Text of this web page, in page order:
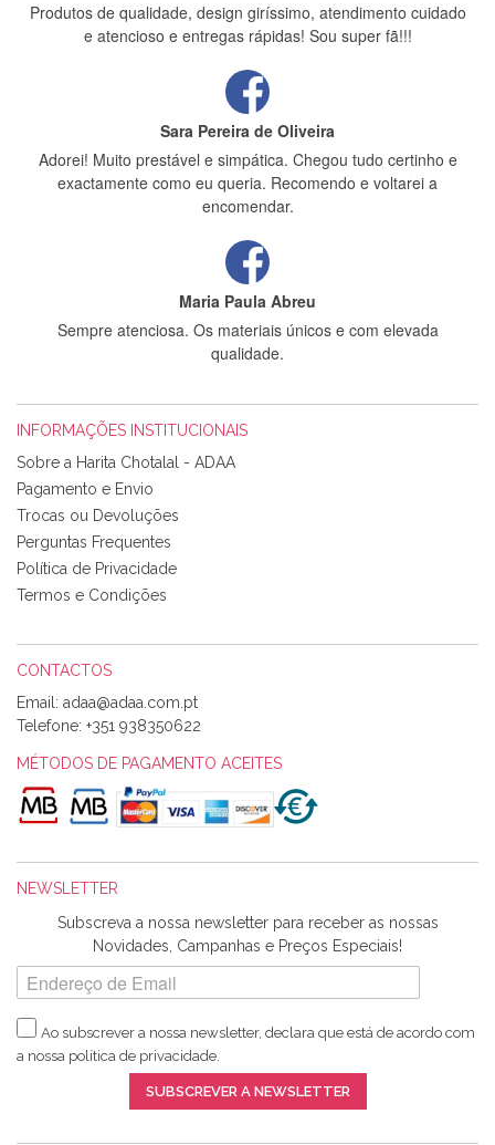
Produtos de qualidade, design giríssimo, atendimento cuidado
e atencioso e entregas rápidas! Sou super fã!!!
Sara Pereira de Oliveira
Adorei! Muito prestável e simpática. Chegou tudo certinho e
exactamente como eu queria. Recomendo e voltarei a
encomendar.
Maria Paula Abreu
Sempre atenciosa. Os materiais únicos e com elevada
qualidade.
Tudo chegou em condições, pois os produtos vieram muito
bem acondicionados. Estou plenamente satisfeita com os
produtos adquiridos. Relativamente à bolsa, tem um tecido
com um padrão e cores muito bonitas e a execução está
perfeitíssima. Futuramente penso voltar a comprar na vossa
loja, têm excelentes artigos a um preço muito justo. A
Alexandra Morais
Olá boa Noite. Os meus tecidos chegaram hoje. Muito
obrigada pelo miminho que dá um jeitaço pras minhas linhas
de bordar e não sei o que pões nos tecidos, mas que cheiram
maravilhosamente ... cheiram! :) Muito Obrigada.
Harita a minha encomenda já chegou. :) Muito obrigada pela
rapidez no envio, pela qualidade dos materiais que me
enviaste e pela simpatia de sempre. :)
Catarina Amaro
5 estrelas. Gosto muito do serviço. A Harita Chotalal é muito
INFORMAÇÕES INSTITUCIONAIS
Sobre a Harita Chotalal - ADAA
Pagamento e Envio
Trocas ou Devoluções
Perguntas Frequentes
Política de Privacidade
Termos e Condições
CONTACTOS
Email:
Telefone: +351 938350622
MÉTODOS DE PAGAMENTO ACEITES
NEWSLETTER
Subscreva a nossa newsletter para receber as nossas
Novidades, Campanhas e Preços Especiais!
Ao subscrever a nossa newsletter, declara que está de acordo com
a nossa política de privacidade.
SUBSCREVER A NEWSLETTER